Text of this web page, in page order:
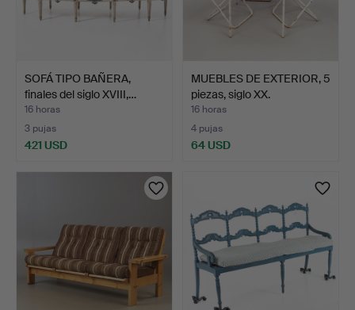
SOFÁ TIPO BAÑERA,
finales del siglo XVIII,…
16 horas
3 pujas
421 USD
MUEBLES DE EXTERIOR, 5
piezas, siglo XX.
16 horas
4 pujas
64 USD